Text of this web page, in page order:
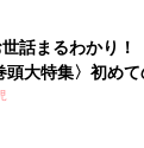
話まるわかり！
頭大特集〉初め
ミルクの基本と